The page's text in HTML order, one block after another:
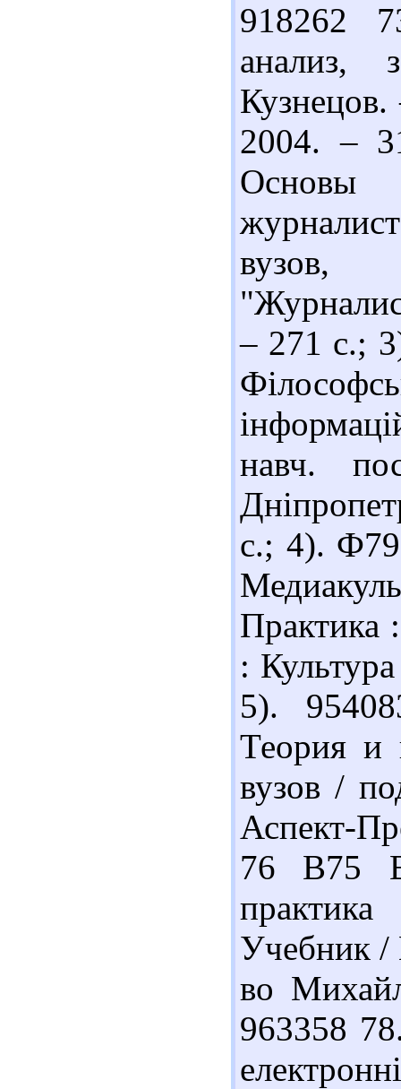
918262
анализ,
2004. –
Основы
вузов,
– 271 с.;
навч.
с.; 4).
Практика
:
5).
Теория и
вузов /
Аспект-
76 В75
Учебник
во
963358